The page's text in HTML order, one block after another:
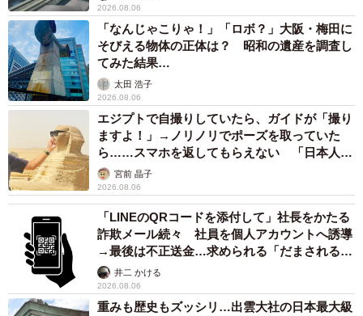
2026.08.06
「なんじゃこりゃ！」「ロボ？」大阪・梅田に
そびえる物体の正体は？ 昭和の遺産を調査し
てみた結果…
太田 浩子
2026.08.06
エジプトで自撮りしていたら、ガイドが「撮り
ますよ！」→ノリノリでポーズを取っていた
ら……スマホを返してもらえない 「日本人は
カモ代表かも」「私は6時間で3万円払った」
宮前 晶子
2026.08.06
「LINEのQRコードを添付して」社長をかたる
詐欺メール続々 社員を個人アカウントへ誘導
→最後は不正送金…求められる「だまされる前
提」の対策
井二 かける
2026.08.06
重みも歴史もズッシリ…出雲大社の日本最大級